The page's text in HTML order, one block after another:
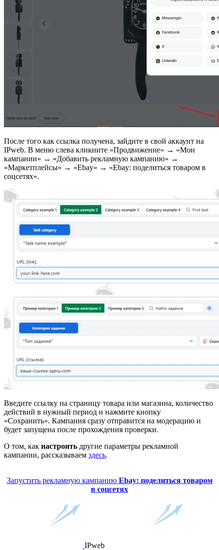
После того как ссылка получена, зайдите в свой аккаунт на
IPweb. В меню слева кликните «Продвижение» → «Мои
кампании» → «Добавить рекламную кампанию» →
«Маркетплейсы» → «Ebay» → «Ebay: поделиться товаром в
соцсетях».
Введите ссылку на страницу товара или магазина, количество
действий в нужный период и нажмите кнопку
«Сохранить». Кампания сразу отправится на модерацию и
будет запущена после прохождения проверки.
О том, как настроить другие параметры рекламной
кампании, рассказываем здесь.
Запустить рекламную кампанию Ebay: поделиться товаром
в соцсетях
IPweb